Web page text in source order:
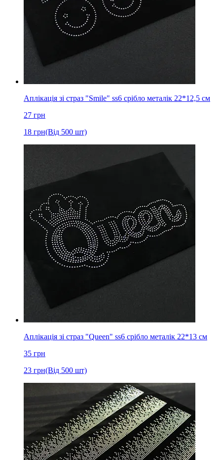
Аплікація зі страз "Smile" ss6 срібло металік 22*12,5 см
27 грн
18 грн(Від 500 шт)
Аплікація зі страз "Queen" ss6 срібло металік 22*13 см
35 грн
23 грн(Від 500 шт)